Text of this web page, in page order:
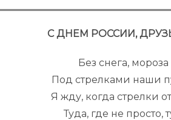
С ДНЕМ РОССИИ,
Без снега,
Под стрелками наши
Я жду, когда стрелки
Туда, где не просто,